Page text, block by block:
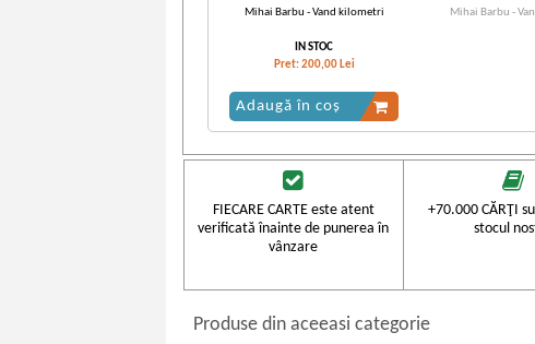
Mihai Barbu - Vand kilometri
IN STOC
Pret:200,00 Lei
Adaugă în coș
Mihai Barbu -
FIECARE CARTE este atent
verificată înainte de punerea în
vânzare
+70.000 CĂRŢI
stocul
Produse din aceeasi categorie